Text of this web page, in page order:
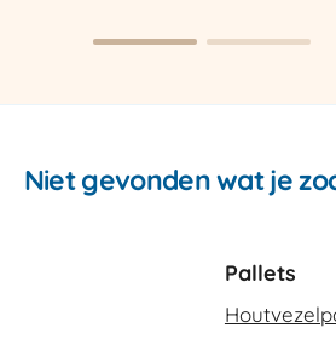
Niet gevonden wat je
Pallets